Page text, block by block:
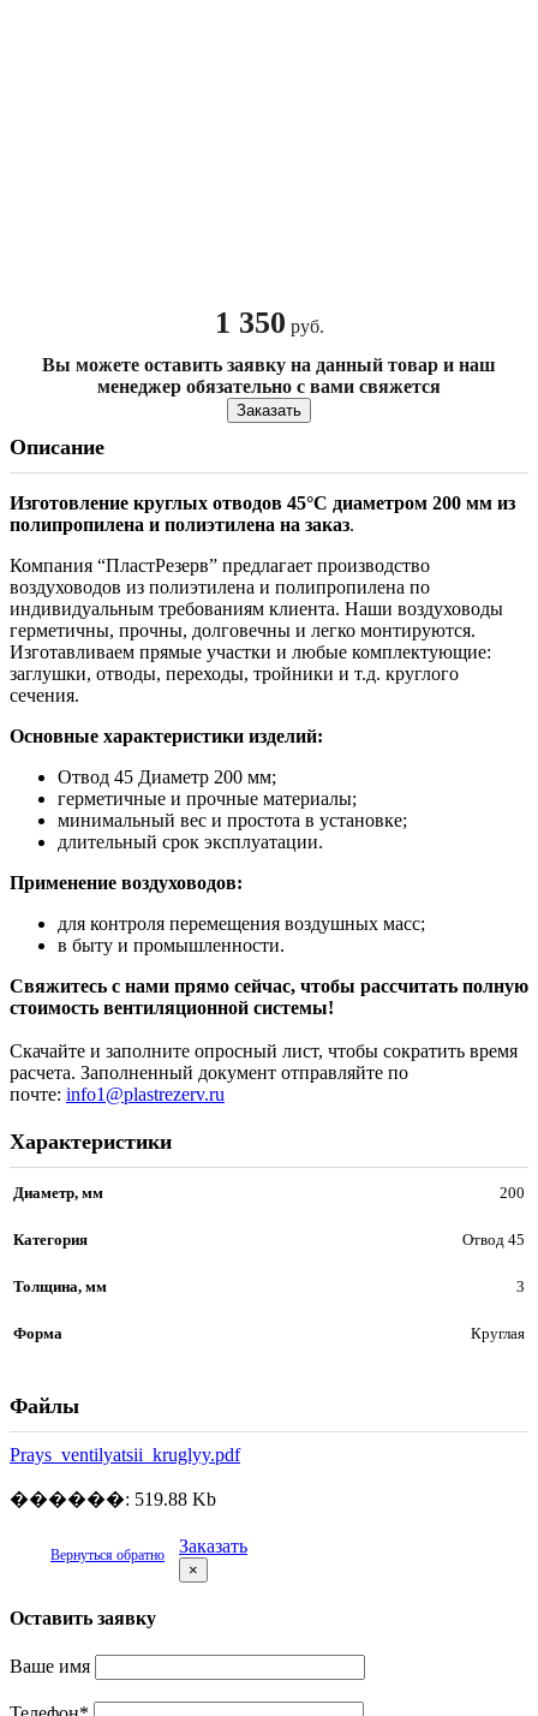
1 350 руб.
Вы можете оставить заявку на данный товар и наш
менеджер обязательно с вами свяжется
Заказать
Описание
Изготовление круглых отводов 45°С диаметром 200 мм из
полипропилена и полиэтилена на заказ.
Компания “ПластРезерв” предлагает производство
воздуховодов из полиэтилена и полипропилена по
индивидуальным требованиям клиента. Наши воздуховоды
герметичны, прочны, долговечны и легко монтируются.
Изготавливаем прямые участки и любые комплектующие:
заглушки, отводы, переходы, тройники и т.д. круглого
сечения.
Основные характеристики изделий:
Отвод 45 Диаметр 200 мм;
герметичные и прочные материалы;
минимальный вес и простота в установке;
длительный срок эксплуатации.
Применение воздуховодов:
для контроля перемещения воздушных масс;
в быту и промышленности.
Свяжитесь с нами прямо сейчас, чтобы рассчитать полную
стоимость вентиляционной системы!
Скачайте и заполните опросный лист, чтобы сократить время
расчета. Заполненный документ отправляйте по
почте: info1@plastrezerv.ru
Характеристики
Диаметр, мм 200
Категория Отвод 45
Толщина, мм 3
Форма Круглая
Файлы
Prays_ventilyatsii_kruglyy.pdf
������: 519.88 Kb
Вернуться обратно Заказать
×
Оставить заявку
Ваше имя